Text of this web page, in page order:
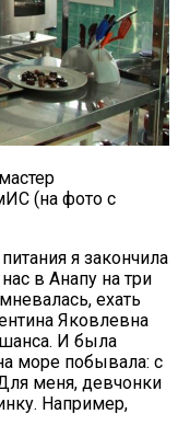
(на фото с
я закончила
в Анапу на три
ехать
Яковлевна
И была
море побывала: с
меня, девчонки
Например,